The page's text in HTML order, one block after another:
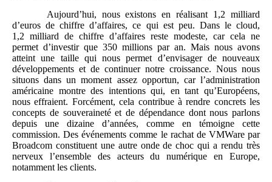
Aujourd’hui, nous existons en réalisant 1,2 milliard
d’euros de chiffre d’affaires, ce qui est peu. Dans le cloud,
1,2 milliard de chiffre d’affaires reste modeste, car cela ne
permet d’investir que 350 millions par an. Mais nous avons
atteint une taille qui nous permet d’envisager de nouveaux
développements et de continuer notre croissance. Nous nous
situons dans un moment assez opportun, car l’administration
américaine montre des intentions qui, en tant qu’Européens,
nous effraient. Forcément, cela contribue à rendre concrets les
concepts de souveraineté et de dépendance dont nous parlons
depuis une dizaine d’années, comme en témoigne cette
commission. Des événements comme le rachat de VMWare par
Broadcom constituent une autre onde de choc qui a rendu très
nerveux l’ensemble des acteurs du numérique en Europe,
notamment les clients.